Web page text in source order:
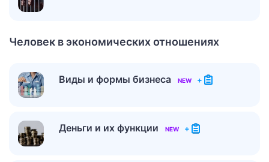
Человек в экономических отношениях
Виды и формы бизнеса NEW +
Деньги и их функции NEW +